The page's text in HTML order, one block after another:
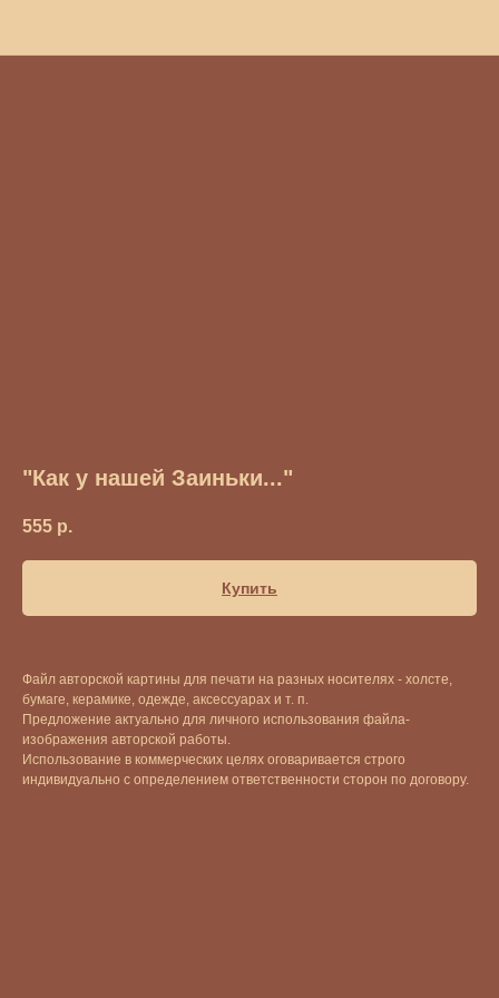
"Как у нашей Заиньки..."
555 р.
Купить
Файл авторской картины для печати на разных носителях - холсте,
бумаге, керамике, одежде, аксессуарах и т. п.
Предложение актуально для личного использования файла-
изображения авторской работы.
Использование в коммерческих целях оговаривается строго
индивидуально с определением ответственности сторон по договору.